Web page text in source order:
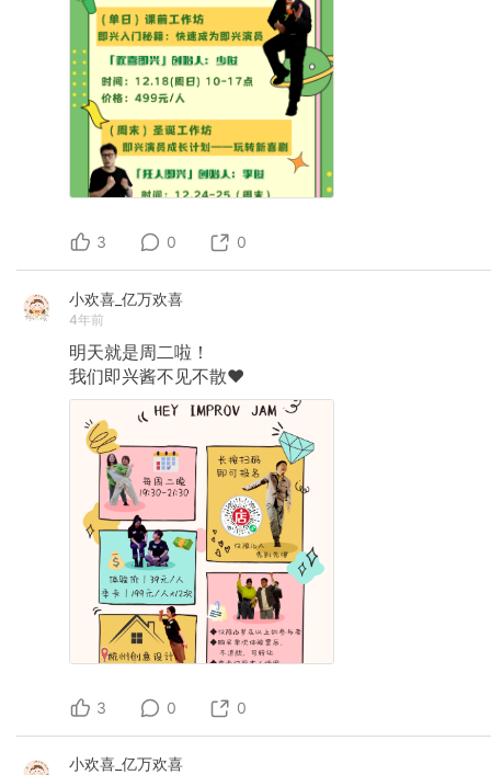
3 0 0
小欢喜_亿万欢喜
4年前
明天就是周二啦！
我们即兴酱不见不散♥️
3 0 0
小欢喜_亿万欢喜